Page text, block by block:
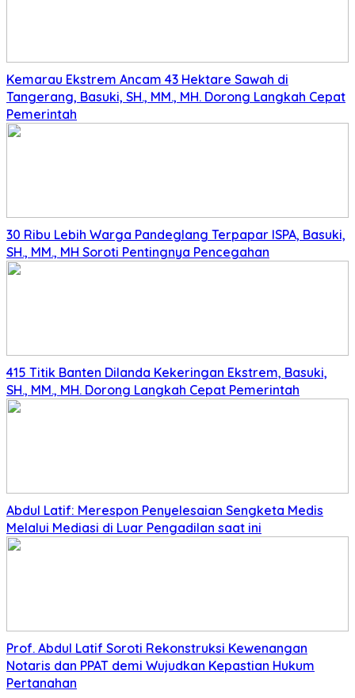
Kemarau Ekstrem Ancam 43 Hektare Sawah di
Tangerang, Basuki, SH., MM., MH. Dorong Langkah Cepat
Pemerintah
30 Ribu Lebih Warga Pandeglang Terpapar ISPA, Basuki,
SH., MM., MH Soroti Pentingnya Pencegahan
415 Titik Banten Dilanda Kekeringan Ekstrem, Basuki,
SH., MM., MH. Dorong Langkah Cepat Pemerintah
Abdul Latif: Merespon Penyelesaian Sengketa Medis
Melalui Mediasi di Luar Pengadilan saat ini
Prof. Abdul Latif Soroti Rekonstruksi Kewenangan
Notaris dan PPAT demi Wujudkan Kepastian Hukum
Pertanahan